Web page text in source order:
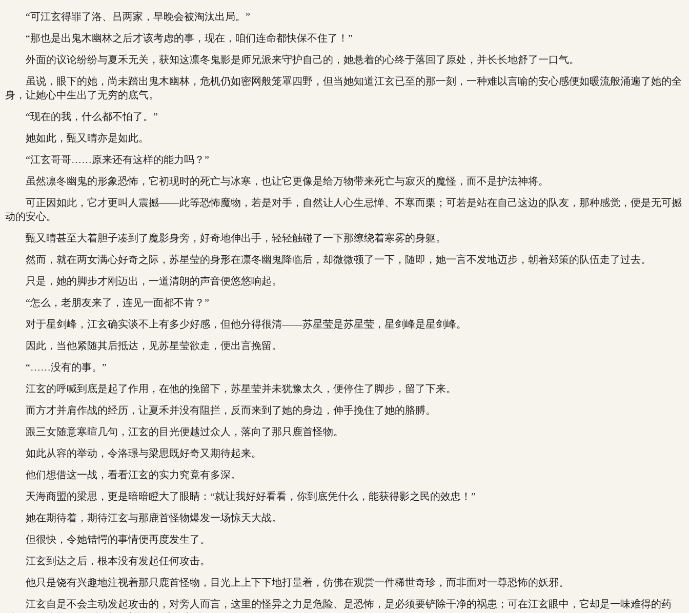
“可江玄得罪了洛、吕两家，早晚会被淘汰出局。”
“那也是出鬼木幽林之后才该考虑的事，现在，咱们连命都快保不住了！”
外面的议论纷纷与夏禾无关，获知这凛冬鬼影是师兄派来守护自己的，她悬着的心终于落回了原处，并长长地舒了一口气。
虽说，眼下的她，尚未踏出鬼木幽林，危机仍如密网般笼罩四野，但当她知道江玄已至的那一刻，一种难以言喻的安心感便如暖流般涌遍了她的全
身，让她心中生出了无穷的底气。
“现在的我，什么都不怕了。”
她如此，甄又晴亦是如此。
“江玄哥哥……原来还有这样的能力吗？”
虽然凛冬幽鬼的形象恐怖，它初现时的死亡与冰寒，也让它更像是给万物带来死亡与寂灭的魔怪，而不是护法神将。
可正因如此，它才更叫人震撼——此等恐怖魔物，若是对手，自然让人心生忌惮、不寒而栗；可若是站在自己这边的队友，那种感觉，便是无可撼
动的安心。
甄又晴甚至大着胆子凑到了魔影身旁，好奇地伸出手，轻轻触碰了一下那缭绕着寒雾的身躯。
然而，就在两女满心好奇之际，苏星莹的身形在凛冬幽鬼降临后，却微微顿了一下，随即，她一言不发地迈步，朝着郑策的队伍走了过去。
只是，她的脚步才刚迈出，一道清朗的声音便悠悠响起。
“怎么，老朋友来了，连见一面都不肯？”
对于星剑峰，江玄确实谈不上有多少好感，但他分得很清——苏星莹是苏星莹，星剑峰是星剑峰。
因此，当他紧随其后抵达，见苏星莹欲走，便出言挽留。
“……没有的事。”
江玄的呼喊到底是起了作用，在他的挽留下，苏星莹并未犹豫太久，便停住了脚步，留了下来。
而方才并肩作战的经历，让夏禾并没有阻拦，反而来到了她的身边，伸手挽住了她的胳膊。
跟三女随意寒暄几句，江玄的目光便越过众人，落向了那只鹿首怪物。
如此从容的举动，令洛璟与梁思既好奇又期待起来。
他们想借这一战，看看江玄的实力究竟有多深。
天海商盟的梁思，更是暗暗瞪大了眼睛：“就让我好好看看，你到底凭什么，能获得影之民的效忠！”
她在期待着，期待江玄与那鹿首怪物爆发一场惊天大战。
但很快，令她错愕的事情便再度发生了。
江玄到达之后，根本没有发起任何攻击。
他只是饶有兴趣地注视着那只鹿首怪物，目光上上下下地打量着，仿佛在观赏一件稀世奇珍，而非面对一尊恐怖的妖邪。
江玄自是不会主动发起攻击的，对旁人而言，这里的怪异之力是危险、是恐怖，是必须要铲除干净的祸患；可在江玄眼中，它却是一味难得的药